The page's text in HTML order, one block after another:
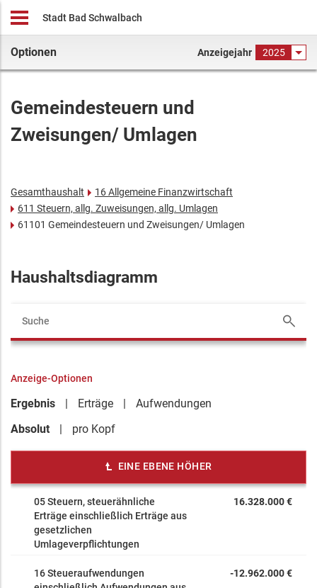
Stadt Bad Schwalbach
Optionen Anzeigejahr 2025
Gemeindesteuern und
Zweisungen/ Umlagen
Gesamthaushalt
16 Allgemeine Finanzwirtschaft
611 Steuern, allg. Zuweisungen, allg. Umlagen
61101 Gemeindesteuern und Zweisungen/ Umlagen
Haushaltsdiagramm
Anzeige-Optionen
Ergebnis Erträge
Aufwendungen
Absolut
pro Kopf
EINE EBENE HÖHER
05 Steuern, steuerähnliche
Erträge einschließlich Erträge aus
gesetzlichen
Umlageverpflichtungen
16.328.000 €
16 Steueraufwendungen
-12.962.000 €